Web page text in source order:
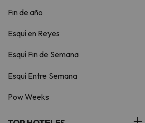
Fin de año
Esquí en Reyes
Esquí Fin de Semana
Esquí Entre Semana
Pow Weeks